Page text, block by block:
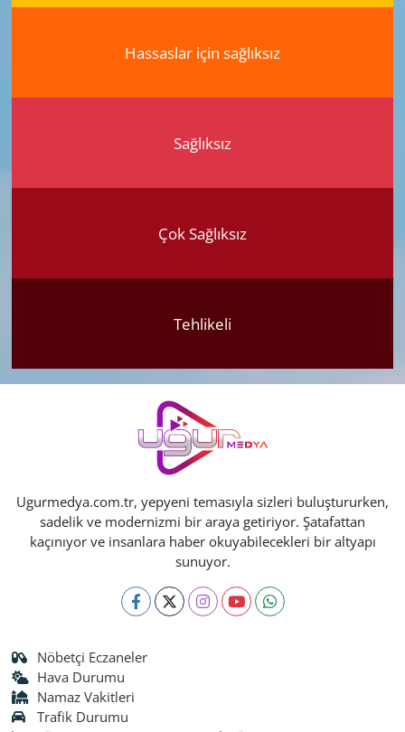
Hassaslar için sağlıksız
Sağlıksız
Çok Sağlıksız
Tehlikeli
Ugurmedya.com.tr, yepyeni temasıyla sizleri buluştururken,
sadelik ve modernizmi bir araya getiriyor. Şatafattan
kaçınıyor ve insanlara haber okuyabilecekleri bir altyapı
sunuyor.
Nöbetçi Eczaneler
Hava Durumu
Namaz Vakitleri
Trafik Durumu